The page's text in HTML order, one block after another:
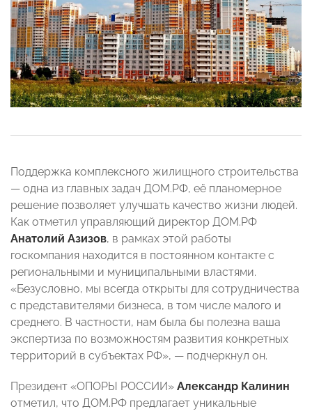
Поддержка комплексного жилищного строительства
— одна из главных задач ДОМ.РФ, её планомерное
решение позволяет улучшать качество жизни людей.
Как отметил управляющий директор ДОМ.РФ
Анатолий Азизов, в рамках этой работы
госкомпания находится в постоянном контакте с
региональными и муниципальными властями.
«Безусловно, мы всегда открыты для сотрудничества
с представителями бизнеса, в том числе малого и
среднего. В частности, нам была бы полезна ваша
экспертиза по возможностям развития конкретных
территорий в субъектах РФ», — подчеркнул он.
Президент «ОПОРЫ РОССИИ» Александр Калинин
отметил, что ДОМ.РФ предлагает уникальные